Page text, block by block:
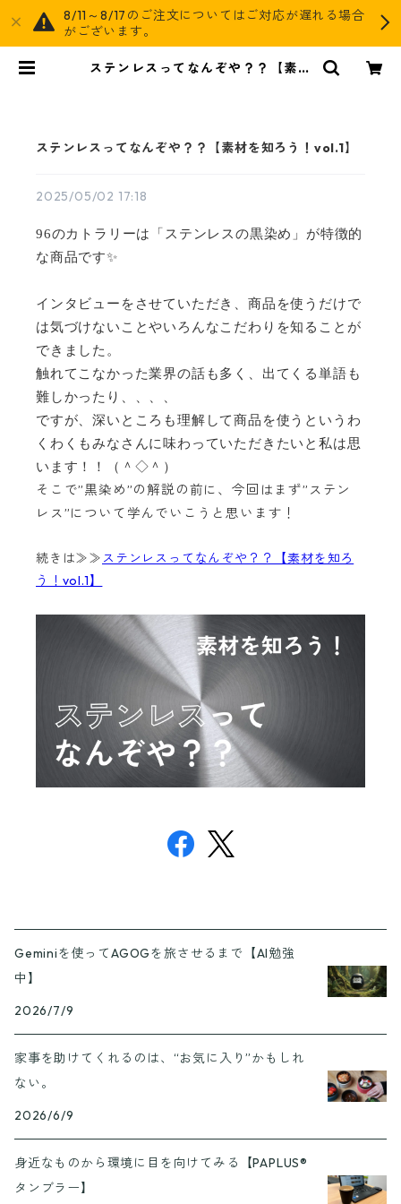
8/11～8/17のご注文についてはご対応が遅れる場合
がございます。
ステンレスってなんぞや？？【素材
ステンレスってなんぞや？？【素材を知ろう！vol.1】
2025/05/02 17:18
96のカトラリーは「ステンレスの黒染め」が特徴的
な商品です✨
インタビューをさせていただき、商品を使うだけで
は気づけないことやいろんなこだわりを知ることが
できました。
触れてこなかった業界の話も多く、出てくる単語も
難しかったり、、、、
ですが、深いところも理解して商品を使うというわ
くわくもみなさんに味わっていただきたいと私は思
います！！（＾◇＾）
そこで”黒染め”の解説の前に、今回はまず”ステン
レス”について学んでいこうと思います！
続きは≫≫ ステンレスってなんぞや？？【素材を知ろ
う！vol.1】
Geminiを使ってAGOGを旅させるまで【AI勉強
中】
2026/7/9
家事を助けてくれるのは、“お気に入り”かもしれ
ない。
2026/6/9
身近なものから環境に目を向けてみる【PAPLUS®
タンブラー】